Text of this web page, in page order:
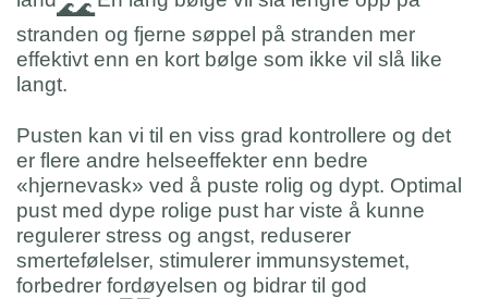
stranden og fjerne søppel på stranden mer
effektivt enn en kort bølge som ikke vil slå like
langt.
Pusten kan vi til en viss grad kontrollere og det
er flere andre helseeffekter enn bedre
«hjernevask» ved å puste rolig og dypt. Optimal
pust med dype rolige pust har viste å kunne
regulerer stress og angst, reduserer
smertefølelser, stimulerer immunsystemet,
forbedrer fordøyelsen og bidrar til god